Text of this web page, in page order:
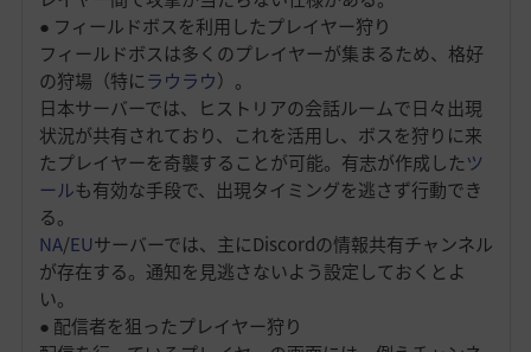
● フィールドボスを利用したプレイヤー狩り
フィールドボスは多くのプレイヤーが集まるため、格好
の狩場（特にラウラウ）。
日本サーバーでは、ヒストリアの会話ルームで日々出現
状況が共有されており、これを活用し、ボスを狩りに来
たプレイヤーを奇襲することが可能。有志が作成したツ
ールも有効な手段で、出現タイミングを逃さず行動でき
る。
NA/EUサーバーでは、主にDiscordの情報共有チャンネル
が存在する。通知を見逃さないよう設定しておくとよ
い。
● 配信者を狙ったプレイヤー狩り